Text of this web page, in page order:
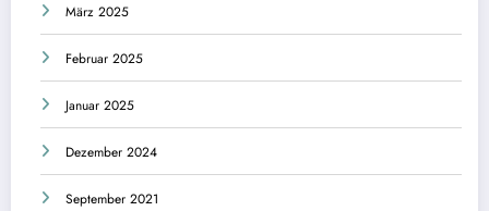
März 2025
Februar 2025
Januar 2025
Dezember 2024
September 2021